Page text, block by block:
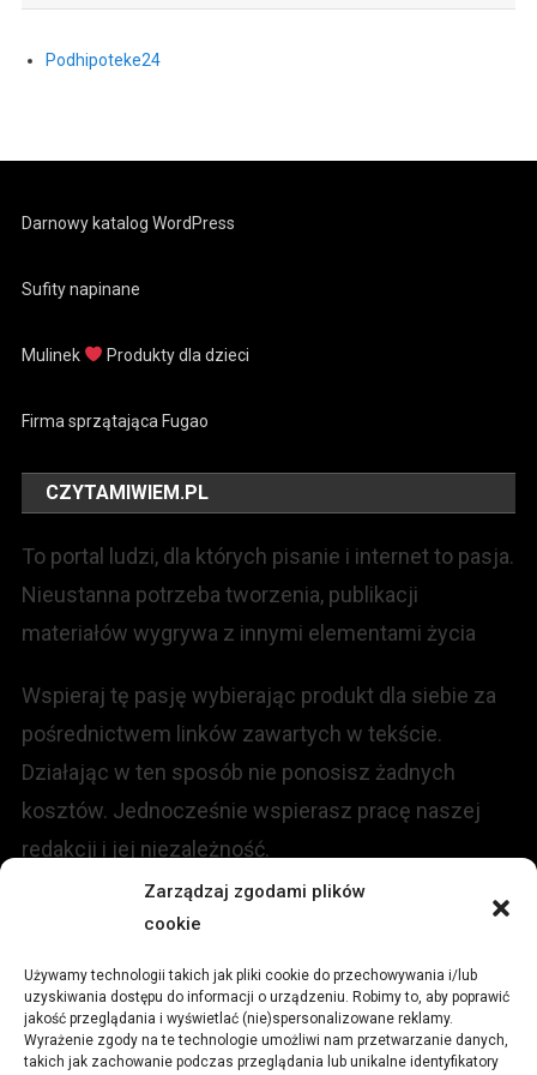
Zarządzaj zgodami plików
cookie
Używamy technologii takich jak pliki cookie do przechowywania i/lub
uzyskiwania dostępu do informacji o urządzeniu. Robimy to, aby poprawić
jakość przeglądania i wyświetlać (nie)spersonalizowane reklamy.
Wyrażenie zgody na te technologie umożliwi nam przetwarzanie danych,
takich jak zachowanie podczas przeglądania lub unikalne identyfikatory
Podhipoteke24
Darnowy katalog WordPress
Sufity napinane
Mulinek Produkty dla dzieci
Firma sprzątająca Fugao
CZYTAMIWIEM.PL
To portal ludzi, dla których pisanie i internet to pasja.
Nieustanna potrzeba tworzenia, publikacji
materiałów wygrywa z innymi elementami życia
Wspieraj tę pasję wybierając produkt dla siebie za
pośrednictwem linków zawartych w tekście.
Działając w ten sposób nie ponosisz żadnych
kosztów. Jednocześnie wspierasz pracę naszej
redakcji i jej niezależność.
Redakcja portalu:
ul.Stara 13, 42-600 Tarnowskie Góry